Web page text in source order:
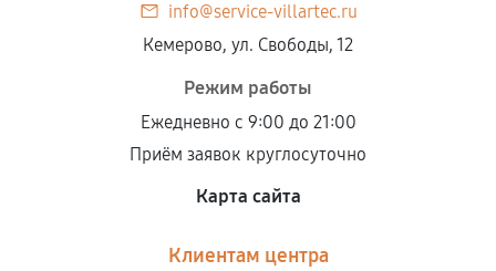
info@service-villartec.ru
Кемерово, ул. Свободы, 12
Режим работы
Ежедневно с 9:00 до 21:00
Приём заявок круглосуточно
Карта сайта
Клиентам центра